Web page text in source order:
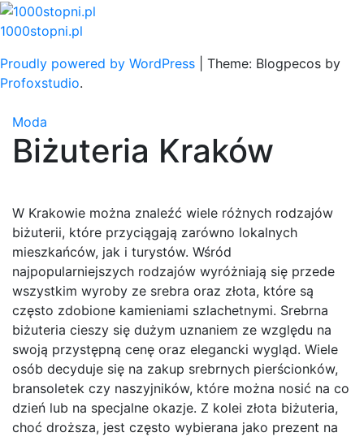
Skip
to
1000stopni.pl
Proudly powered by WordPress
Theme: Blogpecos by
Profoxstudio.
Moda
Biżuteria Kraków
W Krakowie można znaleźć wiele różnych rodzajów
biżuterii, które przyciągają zarówno lokalnych
mieszkańców, jak i turystów. Wśród
najpopularniejszych rodzajów wyróżniają się przede
wszystkim wyroby ze srebra oraz złota, które są
często zdobione kamieniami szlachetnymi. Srebrna
biżuteria cieszy się dużym uznaniem ze względu na
swoją przystępną cenę oraz elegancki wygląd. Wiele
osób decyduje się na zakup srebrnych pierścionków,
bransoletek czy naszyjników, które można nosić na co
dzień lub na specjalne okazje. Z kolei złota biżuteria,
choć droższa, jest często wybierana jako prezent na